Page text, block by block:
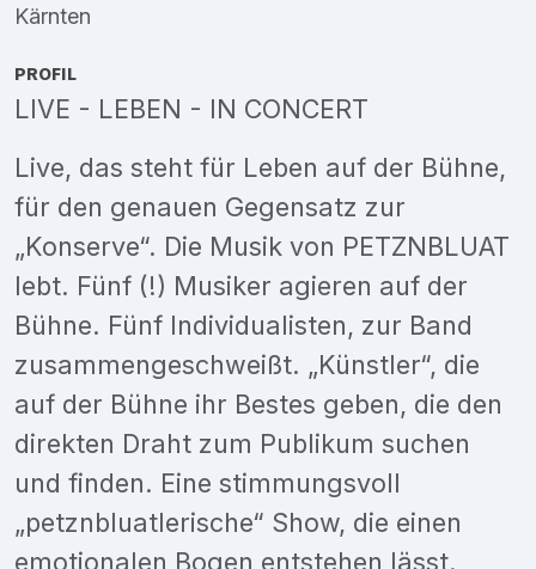
Kärnten
PROFIL
LIVE - LEBEN - IN CONCERT
Live, das steht für Leben auf der Bühne,
für den genauen Gegensatz zur
„Konserve“. Die Musik von PETZNBLUAT
lebt. Fünf (!) Musiker agieren auf der
Bühne. Fünf Individualisten, zur Band
zusammengeschweißt. „Künstler“, die
auf der Bühne ihr Bestes geben, die den
direkten Draht zum Publikum suchen
und finden. Eine stimmungsvoll
„petznbluatlerische“ Show, die einen
emotionalen Bogen entstehen lässt.